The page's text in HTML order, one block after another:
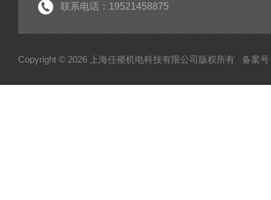
联系电话：19521458875
Copyright © 2026 上海任稷机电科技有限公司版权所有 备案号